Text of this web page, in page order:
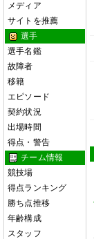
メディア
サイトを推薦
選手
選手名鑑
故障者
移籍
エピソード
契約状況
出場時間
得点・警告
チーム情報
競技場
得点ランキング
勝ち点推移
年齢構成
スタッフ